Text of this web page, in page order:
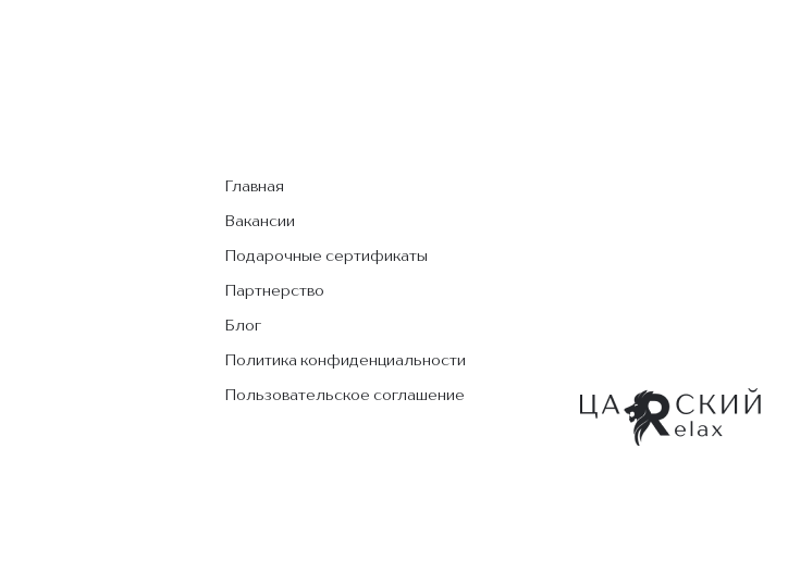
Главная
Вакансии
Подарочные сертификаты
Партнерство
Блог
Политика конфиденциальности
Пользовательское соглашение